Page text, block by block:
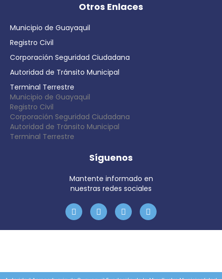
Otros Enlaces
Municipio de Guayaquil
Registro Civil
Corporación Seguridad Ciudadana
Autoridad de Tránsito Municipal
Terminal Terrestre
Municipio de Guayaquil
Registro Civil
Corporación Seguridad Ciudadana
Autoridad de Tránsito Municipal
Terminal Terrestre
Síguenos
Mantente informado en
nuestras redes sociales